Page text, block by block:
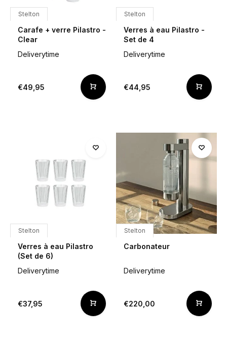
Stelton
Carafe + verre Pilastro -
Clear
Deliverytime
€49,95
Stelton
Verres à eau Pilastro -
Set de 4
Deliverytime
€44,95
Stelton
Verres à eau Pilastro
(Set de 6)
Deliverytime
€37,95
Stelton
Carbonateur
Deliverytime
€220,00